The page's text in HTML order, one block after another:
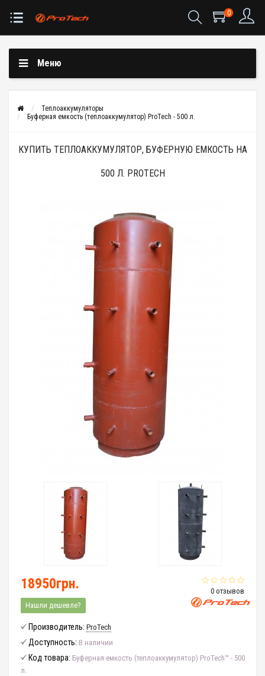
0
Меню
Теплоаккумуляторы
Буферная емкость (теплоаккумулятор) ProTech - 500 л.
КУПИТЬ ТЕПЛОАККУМУЛЯТОР, БУФЕРНУЮ ЕМКОСТЬ НА
500 Л. PROTECH
0 отзывов
18950грн.
Нашли дешевле?
Производитель: ProTech
Доступность: В наличии
Код товара: Буферная емкость (теплоаккумулятор) ProTech™ - 500
л.